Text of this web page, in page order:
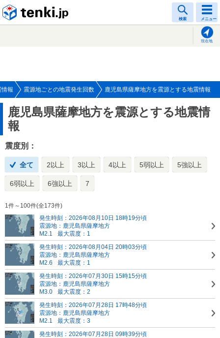
検索 メニュー
現在地
情報 震源地ごとの地震発生回数 鹿児島県薩摩地方を震源とする地震情報
鹿児島県薩摩地方を震源とする地震情
報
震度別：
全て 2以上 3以上 4以上 5弱以上 5強以上
6弱以上 6強以上 7
1件～100件(全173件)
発生時刻：2026年08月10日 18時19分頃
震源地：鹿児島県薩摩地方
M2.1
最大震度：1
発生時刻：2026年08月04日 20時03分頃
震源地：鹿児島県薩摩地方
M2.6
最大震度：1
発生時刻：2026年07月30日 15時15分頃
震源地：鹿児島県薩摩地方
M3.0
最大震度：2
発生時刻：2026年07月28日 17時48分頃
震源地：鹿児島県薩摩地方
M2.1
最大震度：3
発生時刻：2026年07月28日 09時39分頃